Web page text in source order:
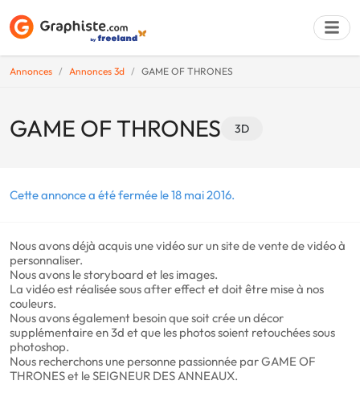
Annonces Annonces 3d GAME OF THRONES
GAME OF THRONES 3D
Cette annonce a été fermée le 18 mai 2016.
Nous avons déjà acquis une vidéo sur un site de vente de vidéo à
personnaliser.
Nous avons le storyboard et les images.
La vidéo est réalisée sous after effect et doit être mise à nos
couleurs.
Nous avons également besoin que soit crée un décor
supplémentaire en 3d et que les photos soient retouchées sous
photoshop.
Nous recherchons une personne passionnée par GAME OF
THRONES et le SEIGNEUR DES ANNEAUX.